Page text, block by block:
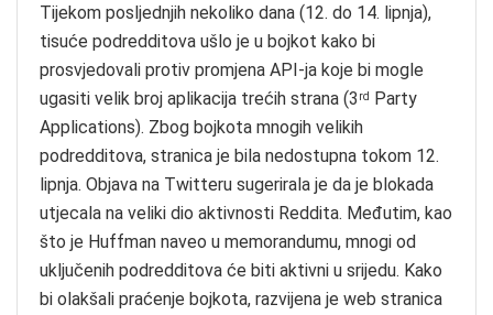
Tijekom posljednjih nekoliko dana (12. do 14. lipnja),
tisuće podredditova ušlo je u bojkot kako bi
prosvjedovali protiv promjena API-ja koje bi mogle
ugasiti velik broj aplikacija trećih strana (3 rd
Party
Applications). Zbog bojkota mnogih velikih
podredditova, stranica je bila nedostupna tokom 12.
lipnja. Objava na Twitteru sugerirala je da je blokada
utjecala na veliki dio aktivnosti Reddita. Međutim, kao
što je Huffman naveo u memorandumu, mnogi od
uključenih podredditova će biti aktivni u srijedu. Kako
bi olakšali praćenje bojkota, razvijena je web stranica